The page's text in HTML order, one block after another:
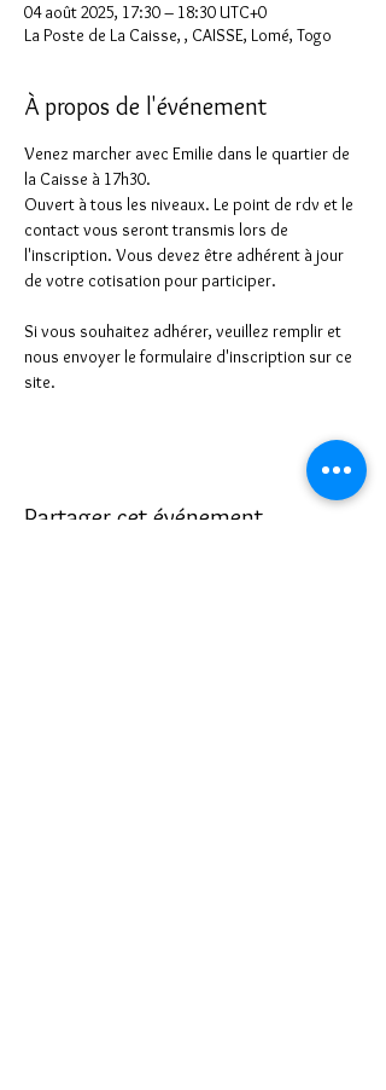
04 août 2025, 17:30 – 18:30 UTC+0
La Poste de La Caisse, , CAISSE, Lomé, Togo
À propos de l'événement
Venez marcher avec Emilie dans le quartier de
la Caisse à 17h30.
Ouvert à tous les niveaux. Le point de rdv et le
contact vous seront transmis lors de
l'inscription. Vous devez être adhérent à jour
de votre cotisation pour participer.
Si vous souhaitez adhérer, veuillez remplir et
nous envoyer le formulaire d'inscription sur ce
site.
Partager cet événement